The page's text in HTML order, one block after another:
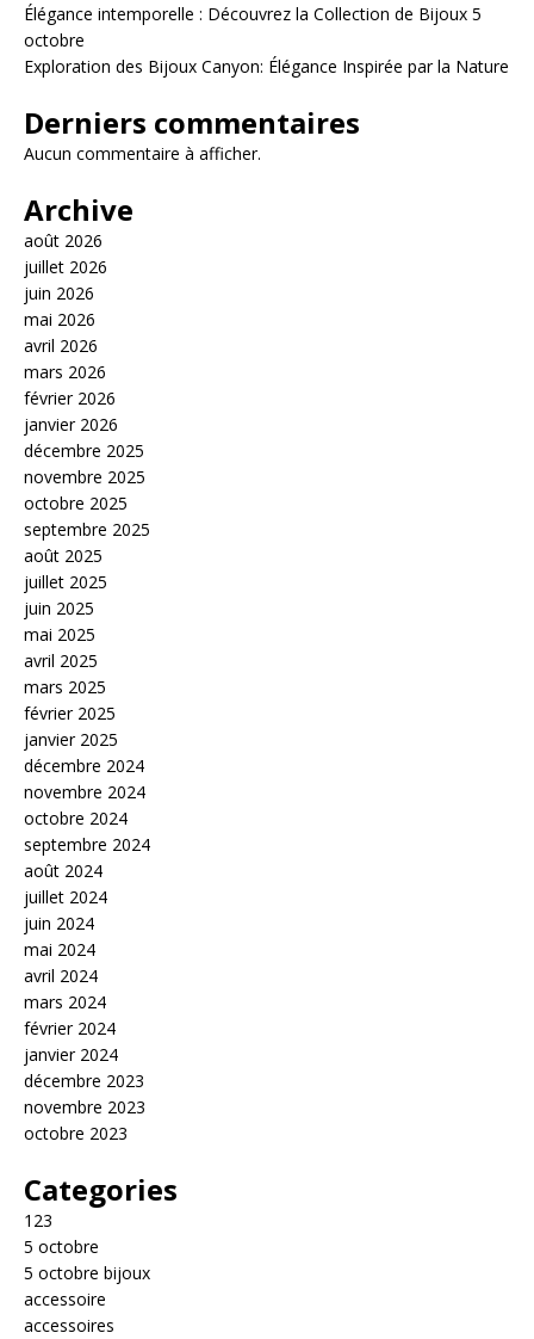
Élégance intemporelle : Découvrez la Collection de Bijoux 5
octobre
Exploration des Bijoux Canyon: Élégance Inspirée par la Nature
Derniers commentaires
Aucun commentaire à afficher.
Archive
août 2026
juillet 2026
juin 2026
mai 2026
avril 2026
mars 2026
février 2026
janvier 2026
décembre 2025
novembre 2025
octobre 2025
septembre 2025
août 2025
juillet 2025
juin 2025
mai 2025
avril 2025
mars 2025
février 2025
janvier 2025
décembre 2024
novembre 2024
octobre 2024
septembre 2024
août 2024
juillet 2024
juin 2024
mai 2024
avril 2024
mars 2024
février 2024
janvier 2024
décembre 2023
novembre 2023
octobre 2023
Categories
123
5 octobre
5 octobre bijoux
accessoire
accessoires